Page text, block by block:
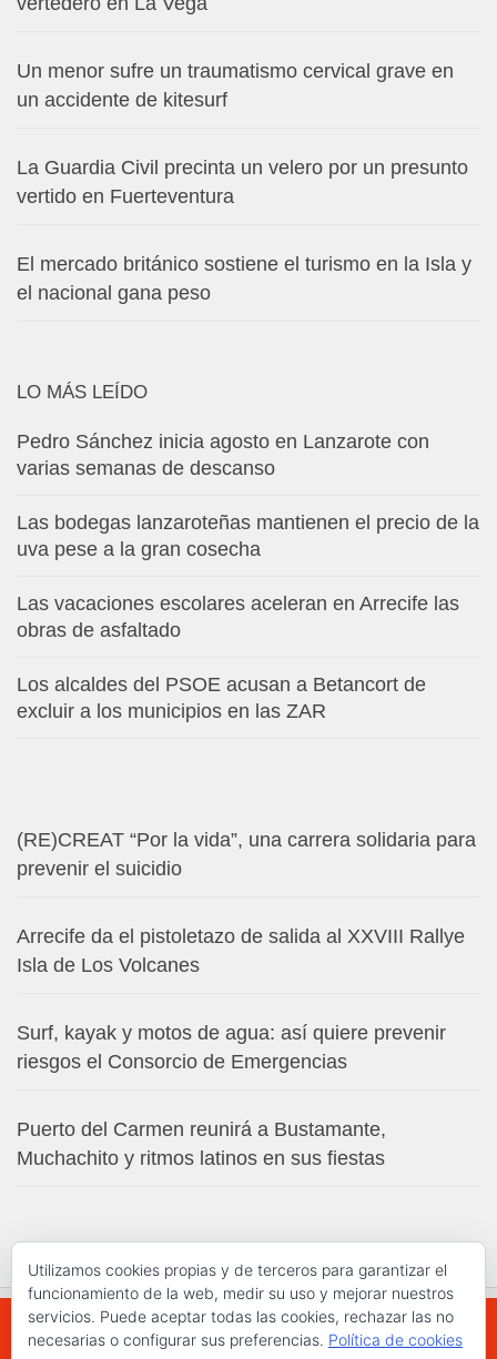
Un menor sufre un traumatismo cervical grave en
un accidente de kitesurf
La Guardia Civil precinta un velero por un presunto
vertido en Fuerteventura
El mercado británico sostiene el turismo en la Isla y
el nacional gana peso
LO MÁS LEÍDO
Pedro Sánchez inicia agosto en Lanzarote con
varias semanas de descanso
Las bodegas lanzaroteñas mantienen el precio de la
uva pese a la gran cosecha
Las vacaciones escolares aceleran en Arrecife las
obras de asfaltado
Los alcaldes del PSOE acusan a Betancort de
excluir a los municipios en las ZAR
(RE)CREAT “Por la vida”, una carrera solidaria para
prevenir el suicidio
Arrecife da el pistoletazo de salida al XXVIII Rallye
Isla de Los Volcanes
Surf, kayak y motos de agua: así quiere prevenir
riesgos el Consorcio de Emergencias
Puerto del Carmen reunirá a Bustamante,
Muchachito y ritmos latinos en sus fiestas
Utilizamos cookies propias y de terceros para garantizar el
funcionamiento de la web, medir su uso y mejorar nuestros
servicios. Puede aceptar todas las cookies, rechazar las no
necesarias o configurar sus preferencias. Política de cookies